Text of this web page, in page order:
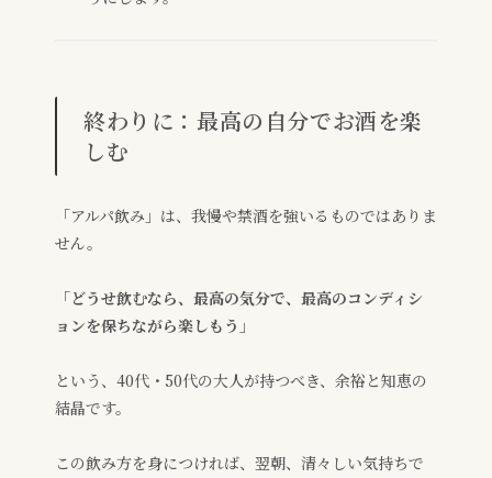
終わりに：最高の自分でお酒を楽
しむ
「アルパ飲み」は、我慢や禁酒を強いるものではありま
せん。
「どうせ飲むなら、最高の気分で、最高のコンディシ
ョンを保ちながら楽しもう」
という、40代・50代の大人が持つべき、余裕と知恵の
結晶です。
この飲み方を身につければ、翌朝、清々しい気持ちで